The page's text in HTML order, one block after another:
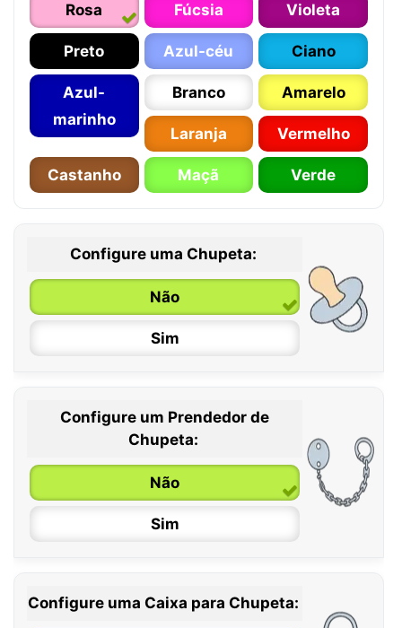
Rosa Fúcsia Violeta
Preto Azul-céu Ciano
Azul-
marinho
Branco Amarelo
Laranja Vermelho
Castanho Maçã Verde
Configure uma Chupeta:
Não
Sim
0 / 6 meses
6 / 36 meses
Configure um Prendedor de
Chupeta:
Não
Sim
Configure uma Caixa para Chupeta: